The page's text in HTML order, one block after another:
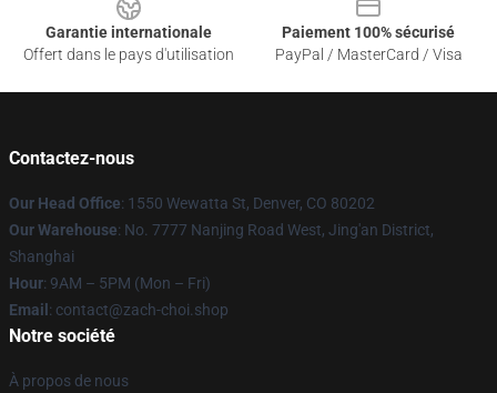
Garantie internationale
Offert dans le pays d'utilisation
Paiement 100% sécurisé
PayPal / MasterCard / Visa
Contactez-nous
Our Head Office: 1550 Wewatta St, Denver, CO 80202
Our Warehouse: No. 7777 Nanjing Road West, Jing'an District,
Shanghai
Hour: 9AM – 5PM (Mon – Fri)
Email : contact@zach-choi.shop
Notre société
À propos de nous